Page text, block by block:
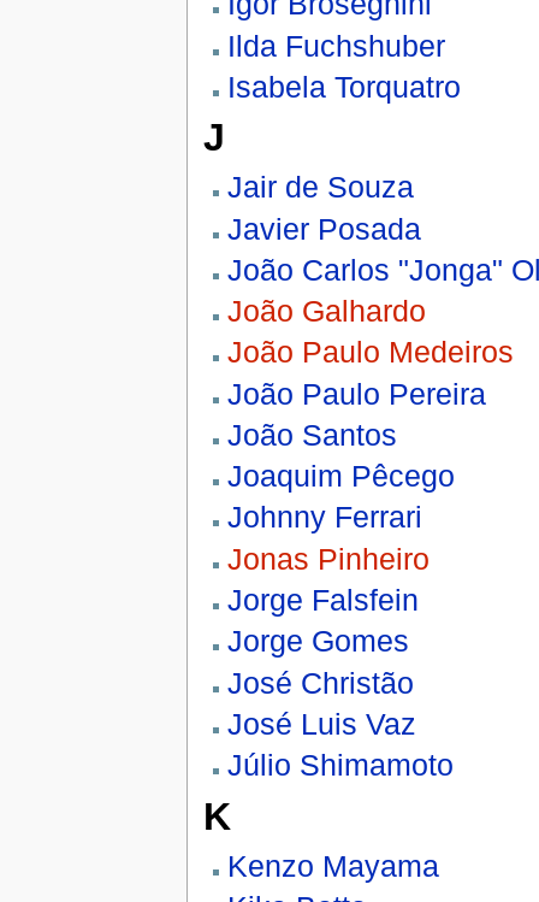
Ilda Fuchshuber
Isabela Torquatro
J
Jair de Souza
Javier Posada
João Carlos "Jonga"
João Galhardo
João Paulo Medeiros
João Paulo Pereira
João Santos
Joaquim Pêcego
Johnny Ferrari
Jonas Pinheiro
Jorge Falsfein
Jorge Gomes
José Christão
José Luis Vaz
Júlio Shimamoto
K
Kenzo Mayama